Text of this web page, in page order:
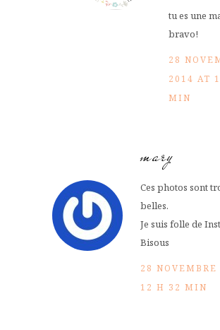
tu es une
bravo!
28
2014 AT
MIN
mary
Ces photos sont
belles.
Je suis folle de
Bisous
28
12 H 32 MIN